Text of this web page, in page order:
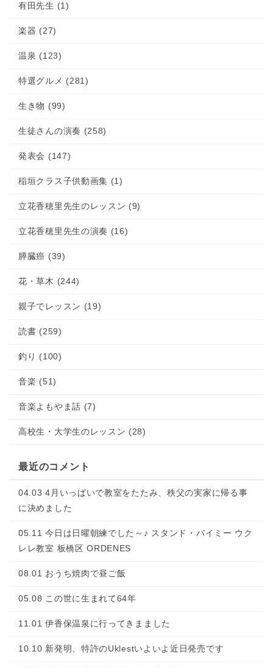
有田先生 (1)
楽器 (27)
温泉 (123)
特選グルメ (281)
生き物 (99)
生徒さんの演奏 (258)
発表会 (147)
稲垣クラス子供動画集 (1)
立花香穂里先生のレッスン (9)
立花香穂里先生の演奏 (16)
膵臓癌 (39)
花・草木 (244)
親子でレッスン (19)
読書 (259)
釣り (100)
音楽 (51)
音楽よもやま話 (7)
高校生・大学生のレッスン (28)
最近のコメント
04.03 4月いっぱいで教室をたたみ、秩父の実家に帰る事
に決めました
05.11 今日は日曜朝練でした～♪ スタンド・バイミー ウク
レレ教室 板橋区 ORDENES
08.01 おうち焼肉で昼ご飯
05.08 この世に生まれて64年
11.01 伊香保温泉に行ってきまました
10.10 新発明、特許のUklestいよいよ近日発売です